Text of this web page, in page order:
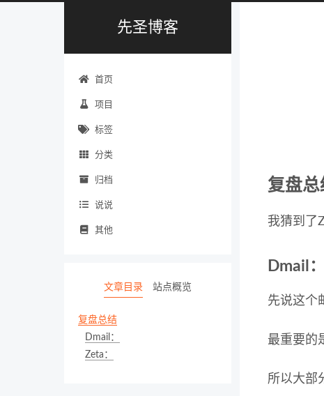
先圣博客
首页
项目
标签
分类
归档
说说
其他
复盘总
我猜到了
Dmail：
先说这个
最重要的
所以大部
文章目录 站点概览
复盘总结
Dmail：
Zeta：